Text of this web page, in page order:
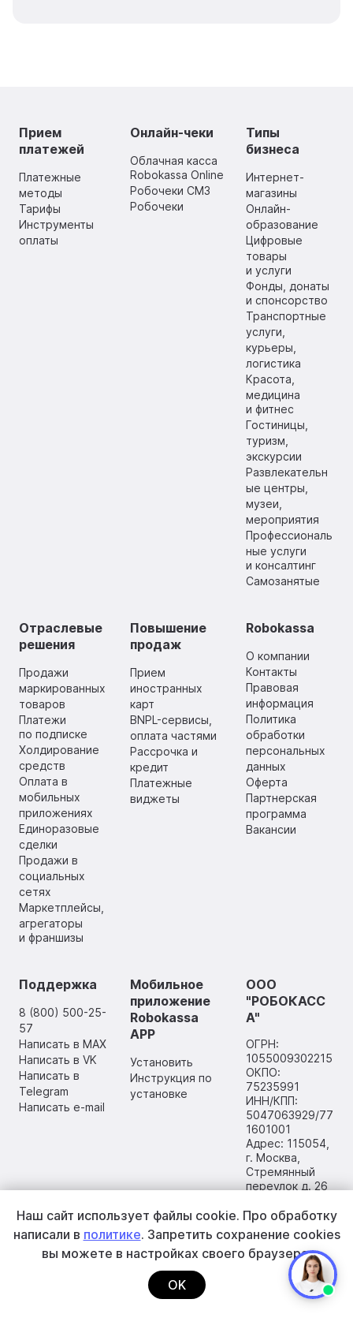
Прием
платежей
Платежные
методы
Тарифы
Инструменты
оплаты
Онлайн-чеки
Облачная касса
Robokassa Online
Робочеки СМЗ
Робочеки
Типы
бизнеса
Интернет-
магазины
Онлайн-
образование
Цифровые
товары
и услуги
Фонды, донаты
и спонсорство
Транспортные
услуги,
курьеры,
логистика
Красота,
медицина
и фитнес
Гостиницы,
туризм,
экскурсии
Развлекательн
ые центры,
музеи,
мероприятия
Профессиональ
ные услуги
и консалтинг
Самозанятые
Отраслевые
решения
Продажи
маркированных
товаров
Платежи
по подписке
Холдирование
средств
Оплата в
мобильных
приложениях
Единоразовые
сделки
Продажи в
социальных
сетях
Маркетплейсы,
агрегаторы
и франшизы
Повышение
продаж
Прием
иностранных
карт
BNPL-сервисы,
оплата частями
Рассрочка и
кредит
Платежные
виджеты
Robokassa
О компании
Контакты
Правовая
информация
Политика
обработки
персональных
данных
Оферта
Партнерская
программа
Вакансии
Поддержка
8 (800) 500-25-
57
Написать в MAX
Написать в VK
Написать в
Telegram
Написать e-mail
Мобильное
приложение
Robokassa
APP
Установить
Инструкция по
установке
ООО
"РОБОКАСС
А"
ОГРН:
1055009302215
ОКПО:
75235991
ИНН/КПП:
5047063929/77
1601001
Адрес: 115054,
г. Москва,
Стремянный
переулок д. 26
Наш сайт использует файлы cookie. Про обработку
написали в политике. Запретить сохранение cookies
вы можете в настройках своего браузера.
OK